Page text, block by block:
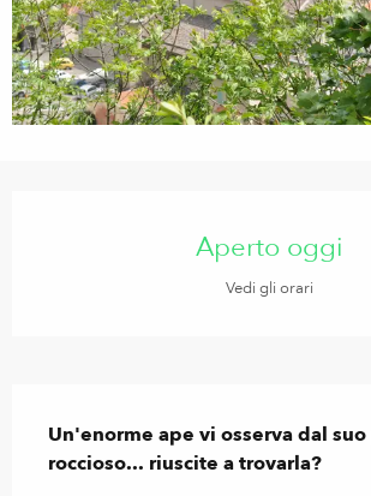
Aperto oggi
Vedi gli orari
Un'enorme ape vi osserva dal
roccioso... riuscite a trovarla?